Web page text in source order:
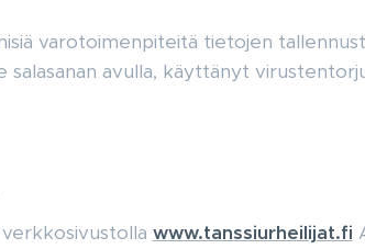
varotoimenpiteitä tietojen
avulla, käyttänyt
www.tanssiurheilijat.fi